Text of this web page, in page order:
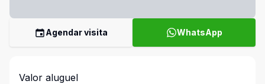
Agendar visita WhatsApp
Valor aluguel